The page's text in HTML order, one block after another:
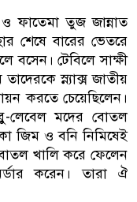
ফাতেমা তুজ জান্নাত
শেষে বারের ভেতরে
বসেন। টেবিলে সাক্ষী
স্ন্যাক্স জাতীয়
করতে চেয়েছিলেন।
লেবেল মদের বোতল
জিম ও বনি নিমিষেই
খালি করে ফেলেন
করেন। তারা ঐ